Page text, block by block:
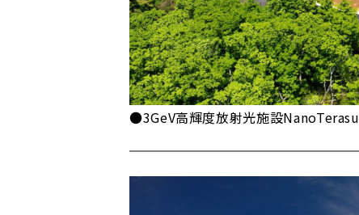
●3GeV高輝度放射光施設NanoTerasu